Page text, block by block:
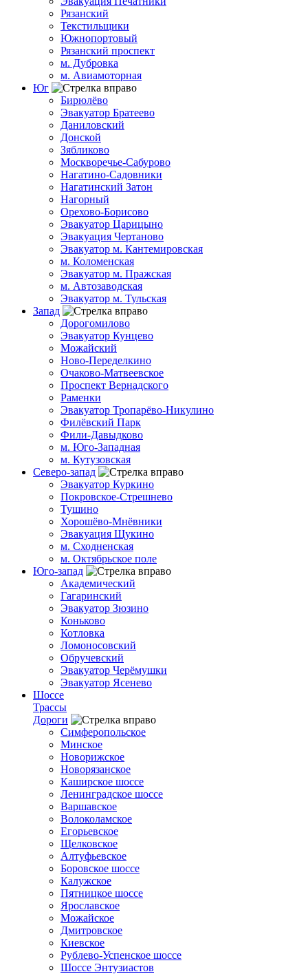
Рязанский
Текстильщики
Южнопортовый
Рязанский проспект
м. Дубровка
м. Авиамоторная
Юг
Бирюлёво
Эвакуатор Братеево
Даниловский
Донской
Зябликово
Москворечье-Сабурово
Нагатино-Садовники
Нагатинский Затон
Нагорный
Орехово-Борисово
Эвакуатор Царицыно
Эвакуация Чертаново
Эвакуатор м. Кантемировская
м. Коломенская
Эвакуатор м. Пражская
м. Автозаводская
Эвакуатор м. Тульская
Запад
Дорогомилово
Эвакуатор Кунцево
Можайский
Ново-Переделкино
Очаково-Матвеевское
Проспект Вернадского
Раменки
Эвакуатор Тропарёво-Никулино
Филёвский Парк
Фили-Давыдково
м. Юго-Западная
м. Кутузовская
Северо-запад
Эвакуатор Куркино
Покровское-Стрешнево
Тушино
Хорошёво-Мнёвники
Эвакуация Щукино
м. Сходненская
м. Октябрьское поле
Юго-запад
Академический
Гагаринский
Эвакуатор Зюзино
Коньково
Котловка
Ломоносовский
Обручевский
Эвакуатор Черёмушки
Эвакуатор Ясенево
Шоссе
Трассы
Дороги
Симферопольское
Минское
Новорижское
Новорязанское
Каширское шоссе
Ленинградское шоссе
Варшавское
Волоколамское
Егорьевское
Щелковское
Алтуфьевское
Боровское шоссе
Калужское
Пятницкое шоссе
Ярославское
Можайское
Дмитровское
Киевское
Рублево-Успенское шоссе
Шоссе Энтузиастов